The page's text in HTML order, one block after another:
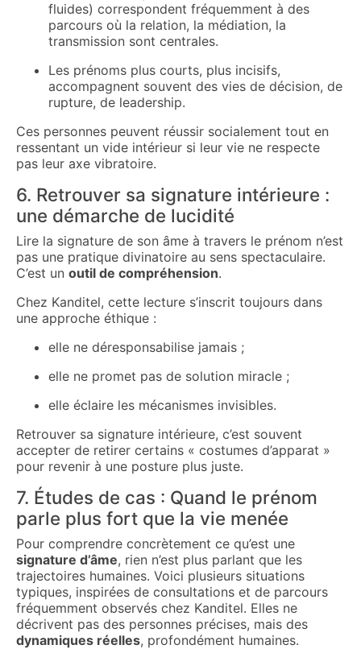
fluides) correspondent fréquemment à des
parcours où la relation, la médiation, la
transmission sont centrales.
Les prénoms plus courts, plus incisifs,
accompagnent souvent des vies de décision, de
rupture, de leadership.
Ces personnes peuvent réussir socialement tout en
ressentant un vide intérieur si leur vie ne respecte
pas leur axe vibratoire.
6. Retrouver sa signature intérieure :
une démarche de lucidité
Lire la signature de son âme à travers le prénom n’est
pas une pratique divinatoire au sens spectaculaire.
C’est un outil de compréhension.
Chez Kanditel, cette lecture s’inscrit toujours dans
une approche éthique :
elle ne déresponsabilise jamais ;
elle ne promet pas de solution miracle ;
elle éclaire les mécanismes invisibles.
Retrouver sa signature intérieure, c’est souvent
accepter de retirer certains « costumes d’apparat »
pour revenir à une posture plus juste.
7. Études de cas : Quand le prénom
parle plus fort que la vie menée
Pour comprendre concrètement ce qu’est une
signature d’âme, rien n’est plus parlant que les
trajectoires humaines. Voici plusieurs situations
typiques, inspirées de consultations et de parcours
fréquemment observés chez Kanditel. Elles ne
décrivent pas des personnes précises, mais des
dynamiques réelles, profondément humaines.